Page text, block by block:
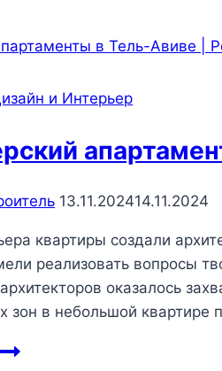
и Интерьер
13.11.202414.11.2024
квартиры создали
реализовать вопросы
оказалось
зон в небольшой